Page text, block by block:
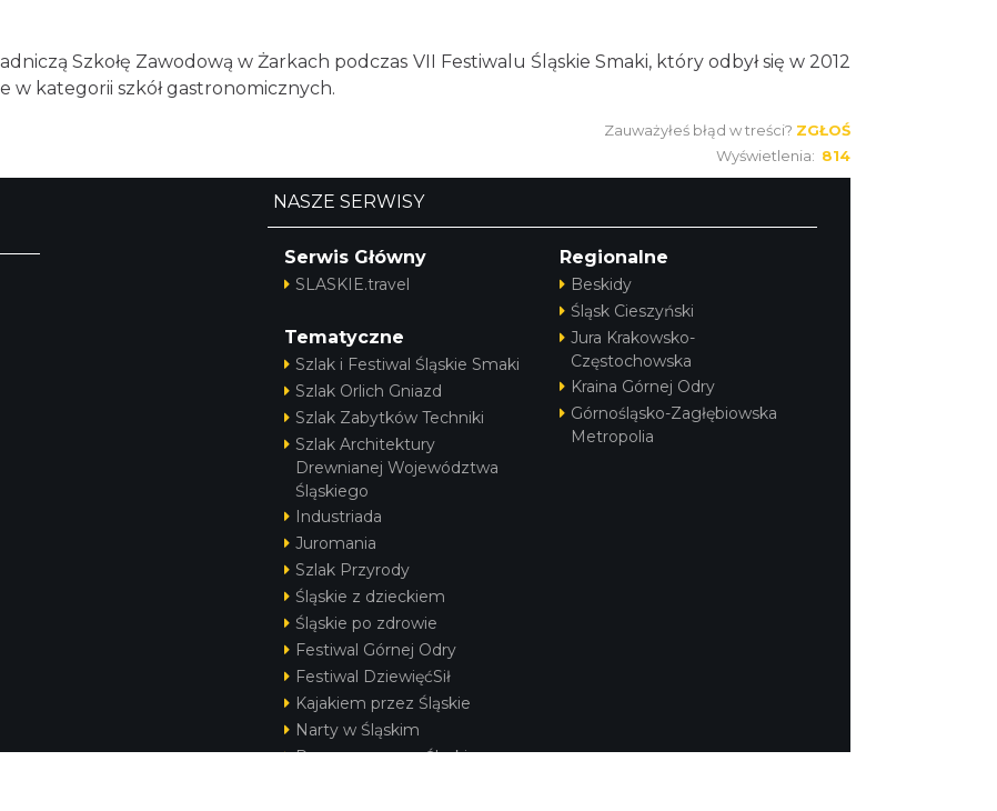
Szkołę Zawodową w Żarkach podczas VII Festiwalu Śląskie Smaki, który odbył się w 2012
w kategorii szkół gastronomicznych.
Zauważyłeś błąd w treści? ZGŁOŚ
Wyświetlenia: 814
NASZE SERWISY
Serwis Główny
SLASKIE.travel
Tematyczne
Szlak i Festiwal Śląskie Smaki
Szlak Orlich Gniazd
Szlak Zabytków Techniki
Szlak Architektury
Drewnianej Województwa
Śląskiego
Industriada
Juromania
Szlak Przyrody
Śląskie z dzieckiem
Śląskie po zdrowie
Festiwal Górnej Odry
Festiwal DziewięćSił
Kajakiem przez Śląskie
Narty w Śląskim
Rowerem przez Śląskie
Regionalne
Beskidy
Śląsk Cieszyński
Jura Krakowsko-
Częstochowska
Kraina Górnej Odry
Górnośląsko-Zagłębiowska
Metropolia